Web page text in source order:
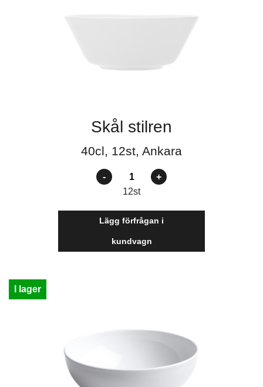
Skål stilren
40cl, 12st, Ankara
Antal
12st
Lägg förfrågan i
kundvagn
I lager